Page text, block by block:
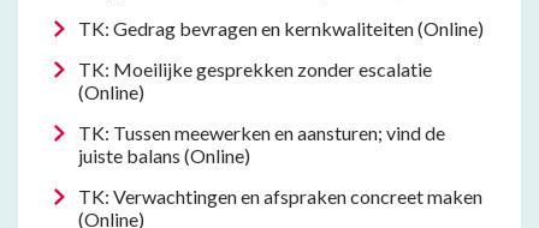
TK: Gedrag bevragen en kernkwaliteiten (Online)
TK: Moeilijke gesprekken zonder escalatie
(Online)
TK: Tussen meewerken en aansturen; vind de
juiste balans (Online)
TK: Verwachtingen en afspraken concreet maken
(Online)